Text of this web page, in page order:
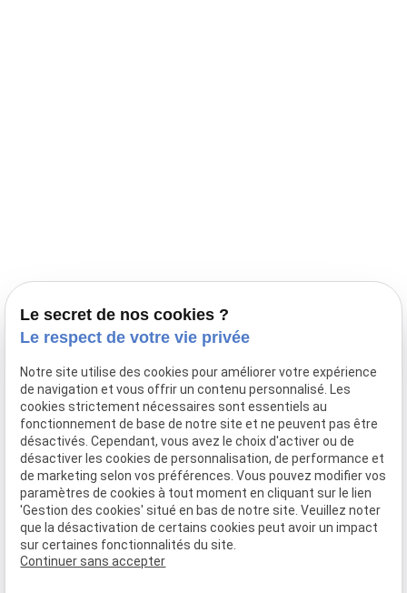
03 28 68 82 00
06 80 84 45 90
Adresse
10, chemin de Cassel
59470 BOLLEZEELE
Horaires
09:00 - 17:00
Lundi - Samedi
Le secret de nos cookies ?
Le respect de votre vie privée
Notre site utilise des cookies pour améliorer votre expérience
de navigation et vous offrir un contenu personnalisé. Les
cookies strictement nécessaires sont essentiels au
fonctionnement de base de notre site et ne peuvent pas être
désactivés. Cependant, vous avez le choix d'activer ou de
désactiver les cookies de personnalisation, de performance et
de marketing selon vos préférences. Vous pouvez modifier vos
paramètres de cookies à tout moment en cliquant sur le lien
'Gestion des cookies' situé en bas de notre site. Veuillez noter
que la désactivation de certains cookies peut avoir un impact
sur certaines fonctionnalités du site.
Continuer sans accepter